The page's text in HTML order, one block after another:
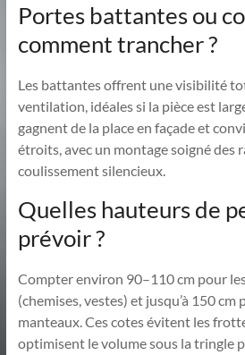
Portes battantes ou
comment trancher ?
Les battantes offrent une visibilité
ventilation, idéales si la pièce est
gagnent de la place en façade et
étroits, avec un montage soigné des
coulissement silencieux.
Quelles hauteurs de
prévoir ?
Compter environ 90–110 cm pour
(chemises, vestes) et jusqu’à 150 cm
manteaux. Ces cotes évitent les
optimisent le volume sous la tringle